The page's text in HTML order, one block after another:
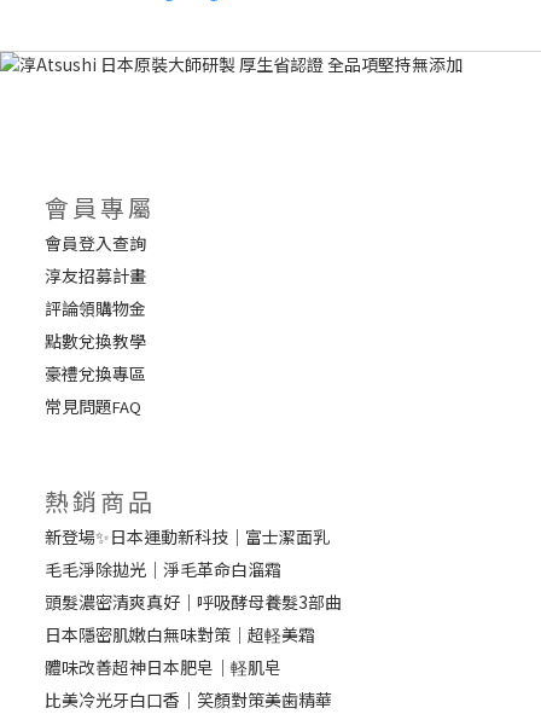
會員專屬
會員登入查詢
淳友招募計畫
評論領購物金
點數兌換教學
豪禮兌換專區
常見問題FAQ
熱銷商品
新登場✨日本運動新科技｜富士潔面乳
毛毛淨除拋光｜淨毛革命白溜霜
頭髮濃密清爽真好｜呼吸酵母養髮3部曲
日本隱密肌嫩白無味對策｜超軽美霜
體味改善超神日本肥皂｜軽肌皂
比美冷光牙白口香｜笑顏對策美歯精華